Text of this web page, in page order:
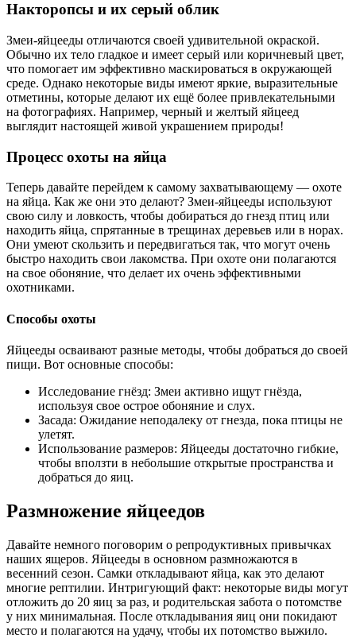
Накторопсы и их серый облик
Змеи-яйцееды отличаются своей удивительной окраской.
Обычно их тело гладкое и имеет серый или коричневый цвет,
что помогает им эффективно маскироваться в окружающей
среде. Однако некоторые виды имеют яркие, выразительные
отметины, которые делают их ещё более привлекательными
на фотографиях. Например, черный и желтый яйцеед
выглядит настоящей живой украшением природы!
Процесс охоты на яйца
Теперь давайте перейдем к самому захватывающему — охоте
на яйца. Как же они это делают? Змеи-яйцееды используют
свою силу и ловкость, чтобы добираться до гнезд птиц или
находить яйца, спрятанные в трещинах деревьев или в норах.
Они умеют скользить и передвигаться так, что могут очень
быстро находить свои лакомства. При охоте они полагаются
на свое обоняние, что делает их очень эффективными
охотниками.
Способы охоты
Яйцееды осваивают разные методы, чтобы добраться до своей
пищи. Вот основные способы:
Исследование гнёзд: Змеи активно ищут гнёзда,
используя свое острое обоняние и слух.
Засада: Ожидание неподалеку от гнезда, пока птицы не
улетят.
Использование размеров: Яйцееды достаточно гибкие,
чтобы вползти в небольшие открытые пространства и
добраться до яиц.
Размножение яйцеедов
Давайте немного поговорим о репродуктивных привычках
наших ящеров. Яйцееды в основном размножаются в
весенний сезон. Самки откладывают яйца, как это делают
многие рептилии. Интригующий факт: некоторые виды могут
отложить до 20 яиц за раз, и родительская забота о потомстве
у них минимальная. После откладывания яиц они покидают
место и полагаются на удачу, чтобы их потомство выжило.